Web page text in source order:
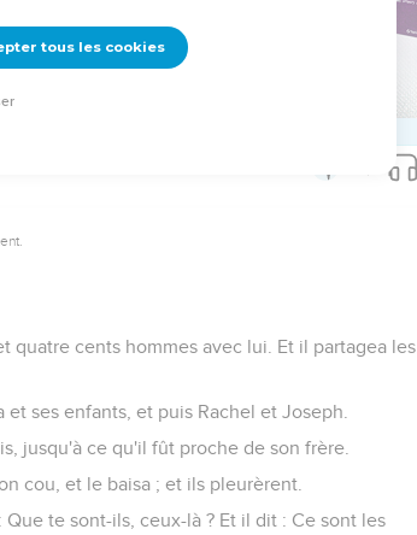
sur sa cuisse.
point du tendon qui est sur l'emboîture de la
le tendon.
quatre cents hommes avec lui. Et il partagea les
ses enfants, et puis Rachel et Joseph.
jusqu'à ce qu'il fût proche de son frère.
cou, et le baisa ; et ils pleurèrent.
te sont-ils, ceux-là ? Et il dit : Ce sont les
tous les cookies